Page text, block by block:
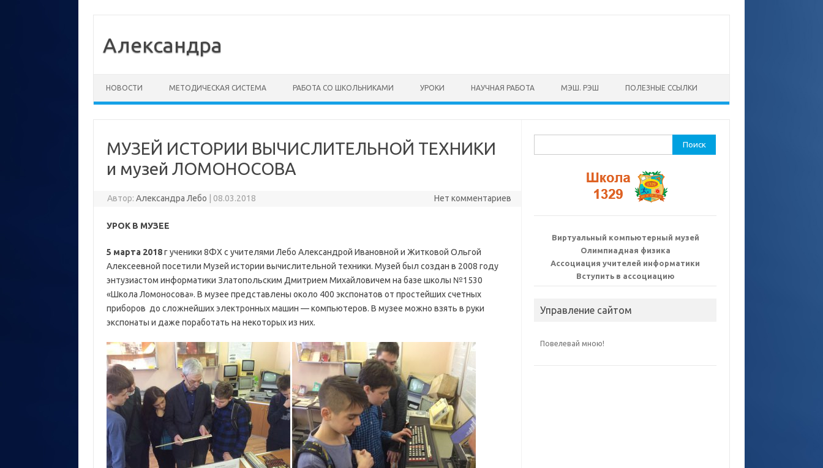
Александра
НОВОСТИ МЕТОДИЧЕСКАЯ СИСТЕМА РАБОТА СО ШКОЛЬНИКАМИ УРОКИ НАУЧНАЯ РАБОТА МЭШ. РЭШ ПОЛЕЗНЫЕ ССЫЛКИ
МУЗЕЙ ИСТОРИИ ВЫЧИСЛИТЕЛЬНОЙ ТЕХНИКИ
и музей ЛОМОНОСОВА
Автор:Александра Лебо 08.03.2018 Нет комментариев
УРОК В МУЗЕЕ
5 марта 2018г ученики 8ФХ с учителями Лебо Александрой Ивановной и Житковой Ольгой
Алексеевной посетили Музей истории вычислительной техники. Музей был создан в 2008 году
энтузиастом информатики Златопольским Дмитрием Михайловичем на базе школы №1530
«Школа Ломоносова». В музее представлены около 400 экспонатов от простейших счетных
приборов до сложнейших электронных машин — компьютеров. В музее можно взять в руки
экспонаты и даже поработать на некоторых из них.
Виртуальный компьютерный музей
Олимпиадная физика
Ассоциация учителей информатики
Вступить в ассоциацию
Управление сайтом
Повелевай мною!